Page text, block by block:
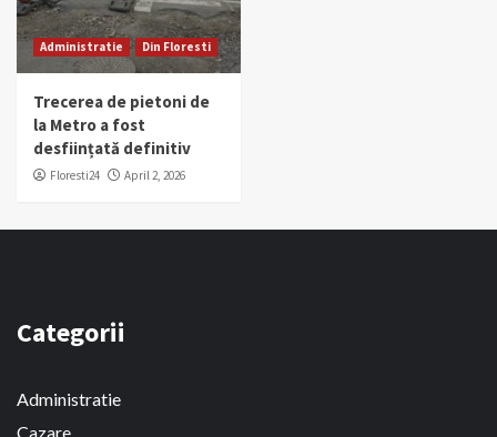
Administratie Din Floresti
Trecerea de pietoni de
la Metro a fost
desființată definitiv
Floresti24 April 2, 2026
Categorii
Administratie
Cazare